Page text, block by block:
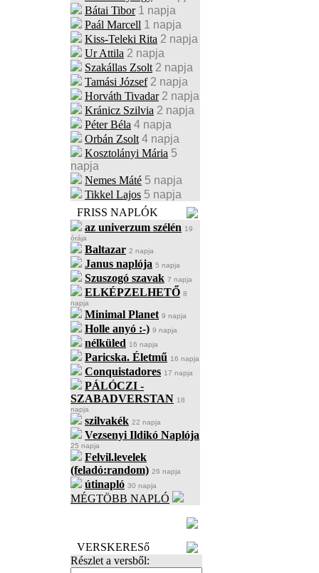
Bátai Tibor 1 napja
Paál Marcell 1 napja
Kiss-Teleki Rita 2 napja
Ur Attila 2 napja
Szakállas Zsolt 2 napja
Tamási József 2 napja
Horváth Tivadar 2 napja
Kránicz Szilvia 2 napja
Péter Béla 4 napja
Orbán Zsolt 4 napja
Kosztolányi Mária 5
napja
Nemes Máté 5 napja
Tikkel Lajos 5 napja
FRISS NAPLÓK
az univerzum szélén 19
órája
Baltazar 2 napja
Janus naplója 5 napja
Szuszogó szavak 7 napja
ELKÉPZELHETŐ 8
napja
Minimal Planet 9 napja
Holle anyó :-) 9 napja
nélküled 16 napja
Paricska. Életmű 16 napja
Conquistadores 17 napja
PÁLÓCZI -
SZABADVERSTAN 18
napja
szilvakék 22 napja
Vezsenyi Ildikó Naplója
25 napja
Felvil.levelek
(feladó:random) 26 napja
útinapló 30 napja
MÉGTÖBB NAPLÓ
VERSKERESő
Részlet a versből: